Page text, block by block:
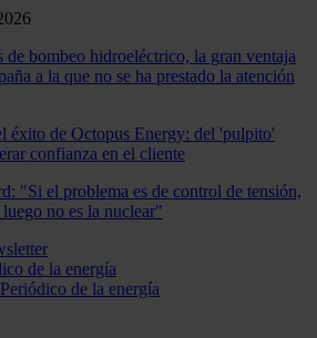
de bombeo hidroeléctrico, la gran ventaja
a la que no se ha prestado la atención
éxito de Octopus Energy: del 'pulpito'
confianza en el cliente
"Si el problema es de control de tensión,
luego no es la nuclear"